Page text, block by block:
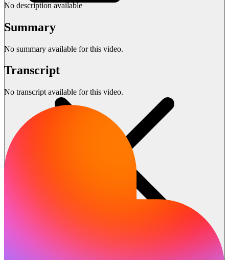
No description available
Summary
No summary available for this video.
Transcript
No transcript available for this video.